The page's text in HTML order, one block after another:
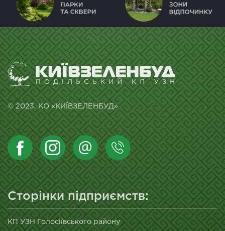
© 2023. КО «КИЇВЗЕЛЕНБУД»
Сторінки підприємств:
КП УЗН Голосіївського району